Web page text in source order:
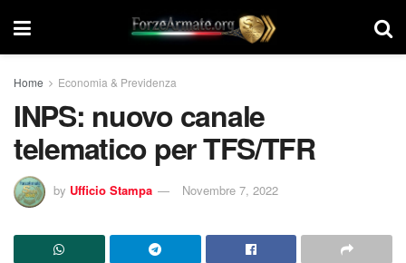
Home Economia & Previdenza
INPS: nuovo canale
telematico per TFS/TFR
by Ufficio Stampa Novembre 7, 2022